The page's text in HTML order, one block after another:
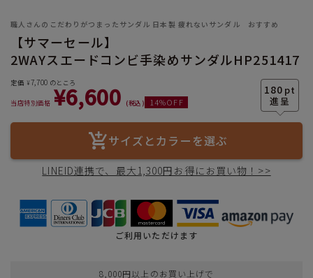
職人さんのこだわりがつまったサンダル 日本製 疲れないサンダル おすすめ
【サマーセール】
2WAYスエードコンビ手染めサンダルHP251417
180 pt
定価 ¥7,700 のところ
当店特別価格 ¥6,600 税込 14%OFF
サイズとカラーを選ぶ
LINEID連携で、最大1,300円お得にお買い物！>>
ご利用いただけます
8,000円以上のお買い上げで
絞り込んで検索する